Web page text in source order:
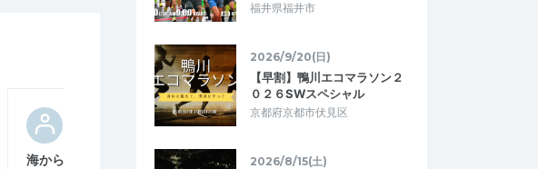
海から山へと続くプロギング活動
でむ－
楽しんで町も海もキレイに！
福井県福井市
2026/9/20(日)
【早割】鴨川エコマラソン２
０２６SWスペシャル
京都府京都市伏見区
2026/8/15(土)